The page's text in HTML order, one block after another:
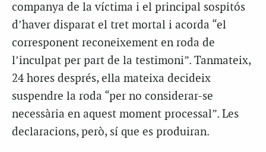
companya de la víctima i el principal sospitós
d’haver disparat el tret mortal i acorda “el
corresponent reconeixement en roda de
l’inculpat per part de la testimoni”. Tanmateix,
24 hores després, ella mateixa decideix
suspendre la roda “per no considerar-se
necessària en aquest moment processal”. Les
declaracions, però, sí que es produiran.